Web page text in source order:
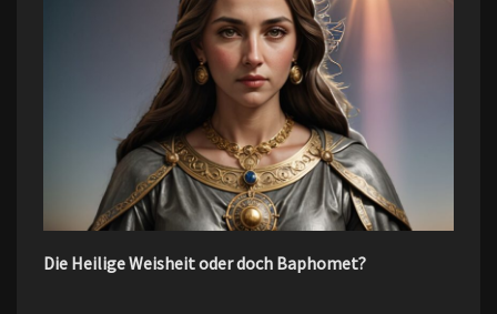
Die Heilige Weisheit oder doch Baphomet?